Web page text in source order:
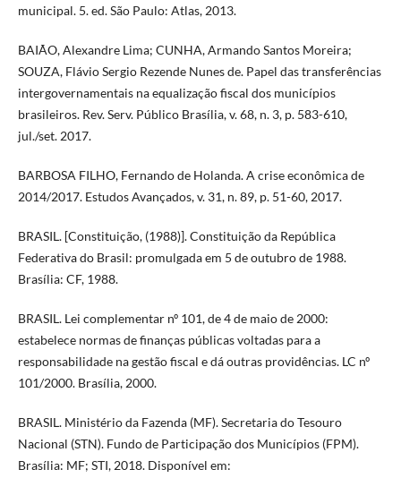
municipal. 5. ed. São Paulo: Atlas, 2013.
BAIÃO, Alexandre Lima; CUNHA, Armando Santos Moreira;
SOUZA, Flávio Sergio Rezende Nunes de. Papel das transferências
intergovernamentais na equalização fiscal dos municípios
brasileiros. Rev. Serv. Público Brasília, v. 68, n. 3, p. 583-610,
jul./set. 2017.
BARBOSA FILHO, Fernando de Holanda. A crise econômica de
2014/2017. Estudos Avançados, v. 31, n. 89, p. 51-60, 2017.
BRASIL. [Constituição, (1988)]. Constituição da República
Federativa do Brasil: promulgada em 5 de outubro de 1988.
Brasília: CF, 1988.
BRASIL. Lei complementar nº 101, de 4 de maio de 2000:
estabelece normas de finanças públicas voltadas para a
responsabilidade na gestão fiscal e dá outras providências. LC nº
101/2000. Brasília, 2000.
BRASIL. Ministério da Fazenda (MF). Secretaria do Tesouro
Nacional (STN). Fundo de Participação dos Municípios (FPM).
Brasília: MF; STI, 2018. Disponível em: